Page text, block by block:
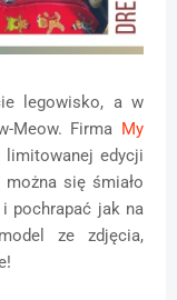
legowisko, a w
Meow. Firma My
limitowanej edycji
się śmiało
pochrapać jak na
ze zdjęcia,